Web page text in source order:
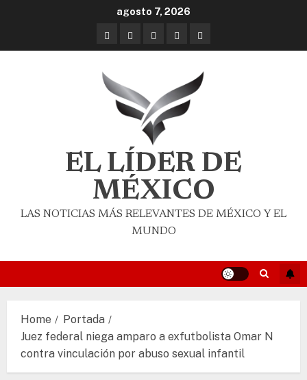
agosto 7, 2026
EL LÍDER DE
MÉXICO
LAS NOTICIAS MÁS RELEVANTES DE MÉXICO Y EL
MUNDO
Home
Portada
Juez federal niega amparo a exfutbolista Omar N
contra vinculación por abuso sexual infantil